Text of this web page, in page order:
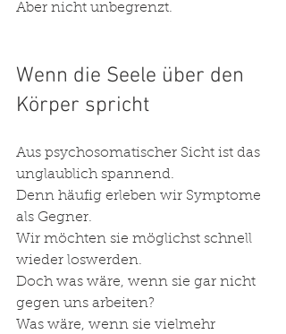
Aber nicht unbegrenzt.
Wenn die Seele über den
Körper spricht
Aus psychosomatischer Sicht ist das
unglaublich spannend.
Denn häufig erleben wir Symptome
als Gegner.
Wir möchten sie möglichst schnell
wieder loswerden.
Doch was wäre, wenn sie gar nicht
gegen uns arbeiten?
Was wäre, wenn sie vielmehr